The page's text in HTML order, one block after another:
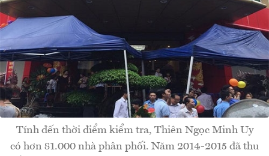
Tính đến thời điểm kiểm tra, Thiên Ngọc Minh Uy
có hơn 81.000 nhà phân phối. Năm 2014-2015 đã thu